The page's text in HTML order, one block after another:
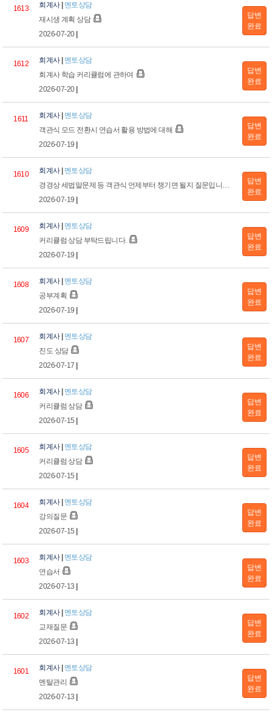
1613
답변
완료
회계사 멘토상담
재시생 계획 상담
2026-07-20
1612
답변
완료
회계사 멘토상담
회계사 학습 커리큘럼에 관하여
2026-07-20
1611
답변
완료
회계사 멘토상담
객관식 모드 전환시 연습서 활용 방법에 대해
2026-07-19
1610
답변
완료
회계사 멘토상담
경경상 세법말문제 등 객관식 언제부터 챙기면 될지 질문입니다
2026-07-19
1609
답변
완료
회계사 멘토상담
커리큘럼 상담 부탁드립니다.
2026-07-19
1608
답변
완료
회계사 멘토상담
공부계획
2026-07-19
1607
답변
완료
회계사 멘토상담
진도 상담
2026-07-17
1606
답변
완료
회계사 멘토상담
커리큘럼 상담
2026-07-15
1605
답변
완료
회계사 멘토상담
커리큘럼 상담
2026-07-15
1604
답변
완료
회계사 멘토상담
강의질문
2026-07-15
1603
답변
완료
회계사 멘토상담
연습서
2026-07-13
1602
답변
완료
회계사 멘토상담
교재질문
2026-07-13
1601
답변
완료
회계사 멘토상담
멘탈관리
2026-07-13